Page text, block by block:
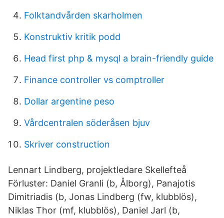
Folktandvården skarholmen
Konstruktiv kritik podd
Head first php & mysql a brain-friendly guide
Finance controller vs comptroller
Dollar argentine peso
Vårdcentralen söderåsen bjuv
Skriver construction
Lennart Lindberg, projektledare Skellefteå
Förluster: Daniel Granli (b, Ålborg), Panajotis
Dimitriadis (b, Jonas Lindberg (fw, klubblös),
Niklas Thor (mf, klubblös), Daniel Jarl (b,